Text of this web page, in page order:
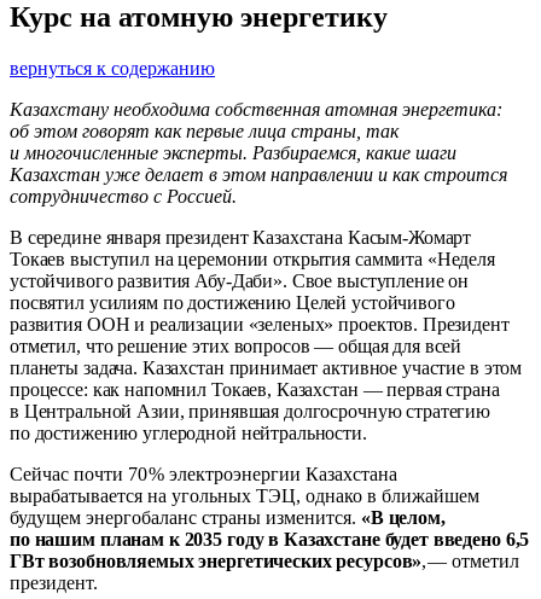
Курс на атомную энергетику
вернуться к содержанию
Казахстану необходима собственная атомная энергетика:
об этом говорят как первые лица страны, так
и многочисленные эксперты. Разбираемся, какие шаги
Казахстан уже делает в этом направлении и как строится
сотрудничество с Россией.
В середине января президент Казахстана Касым-­Жомарт
Токаев выступил на церемонии открытия саммита «Неделя
устойчивого развития Абу-­Даби». Свое выступление он
посвятил усилиям по достижению Целей устойчивого
развития ООН и реализации «зеленых» проектов. Президент
отметил, что решение этих вопросов —общая для всей
планеты задача. Казахстан принимает активное участие в этом
процессе: как напомнил Токаев, Казахстан —первая страна
в Центральной Азии, принявшая долгосрочную стратегию
по достижению углеродной нейтральности.
Сейчас почти 70% электроэнергии Казахстана
вырабатывается на угольных ТЭЦ, однако в ближайшем
будущем энергобаланс страны изменится. «В целом,
по нашим планам к 2035 году в Казахстане будет введено 6,5
ГВт возобновляемых энергетических ресурсов»,—отметил
президент.